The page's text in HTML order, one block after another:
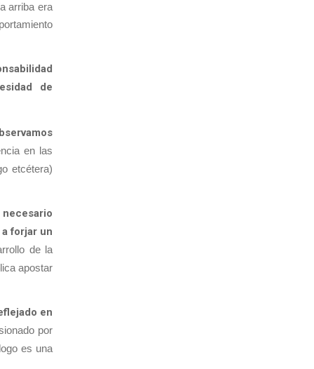
arriba era
de
en las
etcétera)
necesario
forjar un
de la
apostar
en
por
es una